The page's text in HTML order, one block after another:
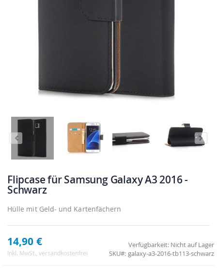
Flipcase für Samsung Galaxy A3 2016 -
Schwarz
Hülle mit Geld- und Kartenfächern
14,90 €
Inkl. MwSt. , versandkostenfrei
Verfügbarkeit: Nicht auf Lager
SKU
galaxy-a3-2016-tb113-schwarz